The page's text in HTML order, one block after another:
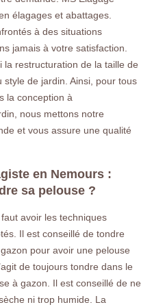
élagages et abattages.
à des situations
jamais à votre satisfaction.
la restructuration de la taille de
de jardin. Ainsi, pour tous
la conception à
nous mettons notre
et vous assure une qualité
en Nemours :
sa pelouse ?
avoir les techniques
Il est conseillé de tondre
pour avoir une pelouse
de toujours tondre dans le
à gazon. Il est conseillé de ne
ni trop humide. La